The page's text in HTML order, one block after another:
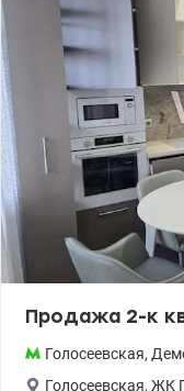
Продажа 2-к
Голосеевская,
Голосеевская, ЖК